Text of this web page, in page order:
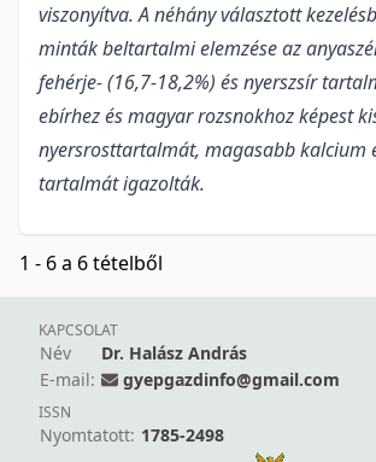
viszonyítva. A néhány választott
minták beltartalmi elemzése az
fehérje- (16,7-18,2%) és nyerszsír
ebírhez és magyar rozsnokhoz képest
nyersrosttartalmát, magasabb kalcium
tartalmát igazolták.
1 - 6 a 6 tételből
KAPCSOLAT
Név
Dr. Halász András
E-mail:
gyepgazdinfo@gmail.com
ISSN
Nyomtatott: 1785-2498